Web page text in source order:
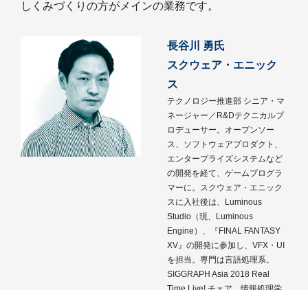
しくみづくりの方がメインの業務です。
長谷川 勇氏
スクウェア・エニック
ス
テクノロジー推進部 シニア・マ
ネージャー／R&Dテクニカルプ
ロデューサー。オープンソー
ス、ソフトウェアプロダクト、
エンタープライズシステムなど
の開発を経て、ゲームプログラ
マーに。スクウェア・エニック
スに入社後は、Luminous
Studio（現、Luminous
Engine）、『FINAL FANTASY
XV』の開発に参加し、VFX・UI
を担当。専門は言語処理系。
SIGGRAPH Asia 2018 Real